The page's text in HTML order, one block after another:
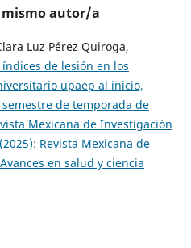
mismo autor/a
Luz Pérez Quiroga,
de lesión en los
upaep al inicio,
de temporada de
Mexicana de Investigación
Revista Mexicana de
en salud y ciencia